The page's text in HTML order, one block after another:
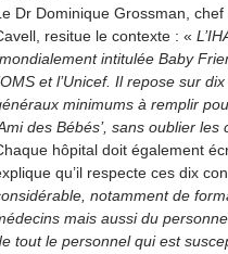
Dr Dominique Grossman,
resitue le contexte : «
intitulée Baby
et l’Unicef. Il repose sur
minimums à remplir
des Bébés’, sans oublier les
hôpital doit également
qu’il respecte ces dix
notamment de
mais aussi du
tout le personnel qui est